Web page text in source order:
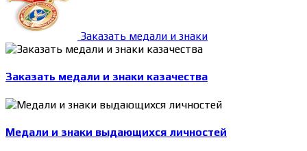
Заказать медали и знаки
Заказать медали и знаки казачества
Медали и знаки выдающихся личностей